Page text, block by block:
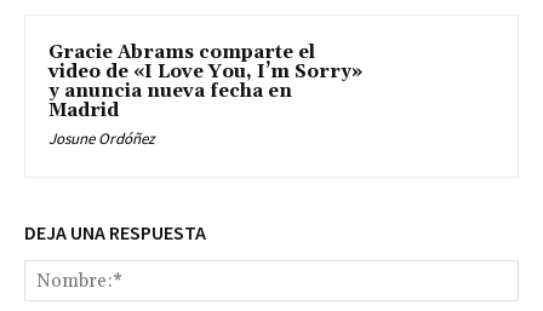
Gracie Abrams comparte el
video de «I Love You, I’m Sorry»
y anuncia nueva fecha en
Madrid
Josune Ordóñez
DEJA UNA RESPUESTA